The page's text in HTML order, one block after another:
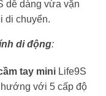
dễ dàng vừa vặn
di chuyển.
di động:
tay mini Life9S
với 5 cấp độ